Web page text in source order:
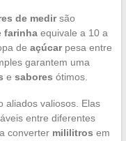
de medirsão
farinhaequivale a 10 a
de açúcarpesa entre
garantem uma
e sabores ótimos.
aliados valiosos. Elas
entre diferentes
converter mililitros em